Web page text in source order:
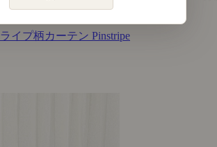
イプ柄カーテン Pinstripe